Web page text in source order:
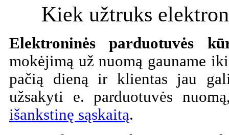
Kiek užtruks
Elektroninės parduotuvės
mokėjimą už nuomą gauname
pačią dieną ir klientas jau
užsakyti e. parduotuvės
išankstinę sąskaitą.